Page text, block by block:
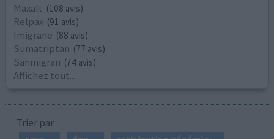
Maxalt (108 avis)
Relpax (91 avis)
Imigrane (88 avis)
Sumatriptan (77 avis)
Sanmigran (74 avis)
Affichez tout...
Trier par